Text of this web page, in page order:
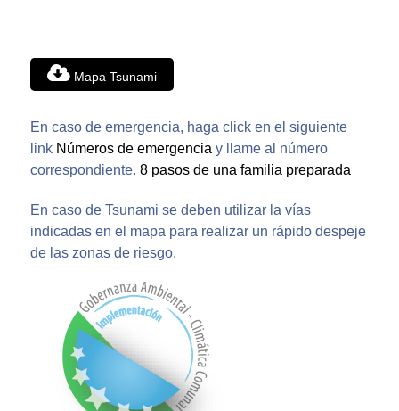
Mapa Tsunami
En caso de emergencia, haga click en el siguiente
link Números de emergencia y llame al número
correspondiente. 8 pasos de una familia preparada
En caso de Tsunami se deben utilizar la vías
indicadas en el mapa para realizar un rápido despeje
de las zonas de riesgo.